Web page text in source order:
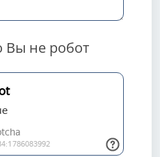
Вы не робот